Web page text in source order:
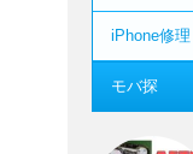
iPhone修
モバ探